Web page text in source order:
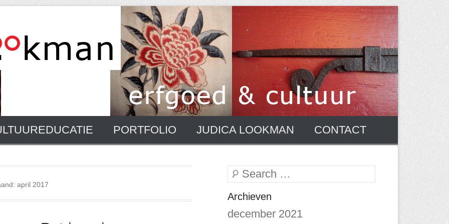
PORTFOLIO JUDICA LOOKMAN CONTACT
april 2017
Zoeken
Archieven
december 2021